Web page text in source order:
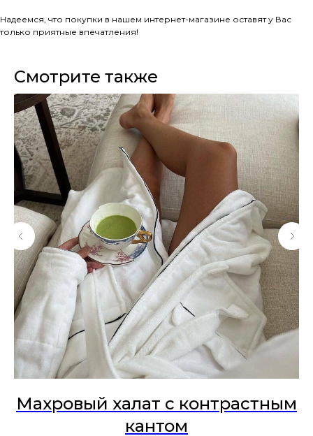
Надеемся, что покупки в нашем интернет-магазине оставят у Вас
только приятные впечатления!
Смотрите также
Махровый халат с контрастным
кантом